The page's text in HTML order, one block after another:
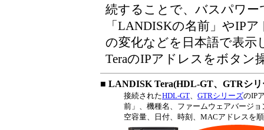
続することで、バスパワー
「LANDISKの名前」やIP
の変化などを日本語で表示
TeraのIPアドレスをボタン
■ LANDISK Tera(HDL-GT、GTRシ
接続されたHDL-GT GTRシリーズのIP
前」、機種名、ファームウェアバージ
空容量、日付、時刻、MACアドレスを